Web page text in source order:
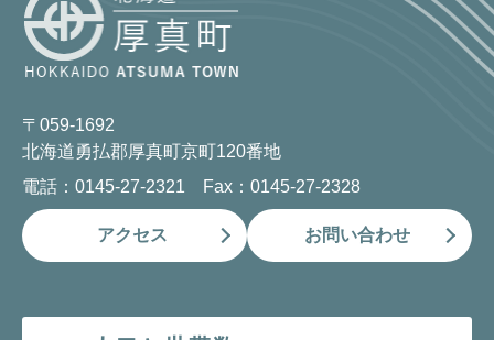
〒059-1692
北海道勇払郡厚真町京町120番地
電話：0145-27-2321 Fax：0145-27-2328
アクセス お問い合わせ